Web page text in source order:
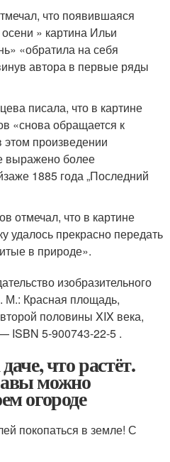
что появившаяся
» картина Ильи
«обратила на себя
автора в первые ряды
писала, что в картине
«снова обращается к
произведении
выражено более
1885 года „Последний
отмечал, что в картине
удалось прекрасно передать
в природе».
изобразительного
М.: Красная площадь,
половины XIX века,
ISBN 5-900743-22-5 .
что растёт.
можно
огороде
покопаться в земле! С